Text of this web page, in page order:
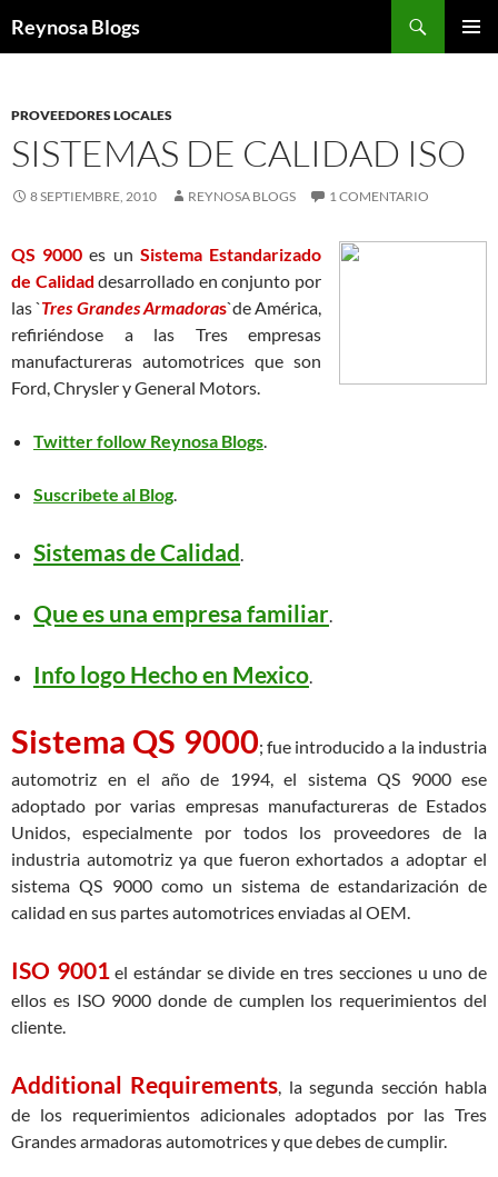
Reynosa Blogs
PROVEEDORES LOCALES
SISTEMAS DE CALIDAD ISO
8 SEPTIEMBRE, 2010 REYNOSA BLOGS 1 COMENTARIO
QS 9000 es un Sistema Estandarizado
de Calidad desarrollado en conjunto por
las `Tres Grandes Armadoras`de América,
refiriéndose a las Tres empresas
manufactureras automotrices que son
Ford, Chrysler y General Motors.
Twitter follow Reynosa Blogs.
Suscribete al Blog.
Sistemas de Calidad.
Que es una empresa familiar.
Info logo Hecho en Mexico.
Sistema QS 9000; fue introducido a la industria
automotriz en el año de 1994, el sistema QS 9000 ese
adoptado por varias empresas manufactureras de Estados
Unidos, especialmente por todos los proveedores de la
industria automotriz ya que fueron exhortados a adoptar el
sistema QS 9000 como un sistema de estandarización de
calidad en sus partes automotrices enviadas al OEM.
ISO 9001el estándar se divide en tres secciones u uno de
ellos es ISO 9000 donde de cumplen los requerimientos del
cliente.
Additional Requirements, la segunda sección habla
de los requerimientos adicionales adoptados por las Tres
Grandes armadoras automotrices y que debes de cumplir.